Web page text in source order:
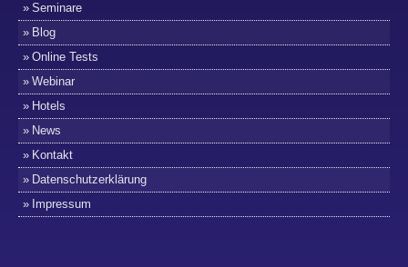
Seminare
Blog
Online Tests
Webinar
Hotels
News
Kontakt
Datenschutzerklärung
Impressum